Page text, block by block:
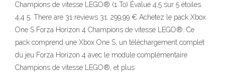
Champions de vitesse LEGO® (1 To) Évalué 4,5 sur 5 étoiles.
4,4 5. There are 31 reviews 31. 299,99 € Achetez le pack Xbox
One S Forza Horizon 4 Champions de vitesse LEGO®. Ce
pack comprend une Xbox One S, un téléchargement complet
du jeu Forza Horizon 4 avec le module complémentaire
Champions de vitesse LEGO®, et plus